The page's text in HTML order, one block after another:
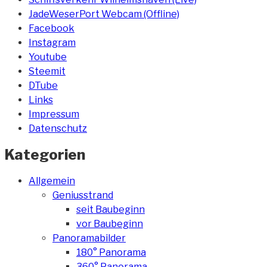
JadeWeserPort Webcam (Offline)
Facebook
Instagram
Youtube
Steemit
DTube
Links
Impressum
Datenschutz
Kategorien
Allgemein
Geniusstrand
seit Baubeginn
vor Baubeginn
Panoramabilder
180° Panorama